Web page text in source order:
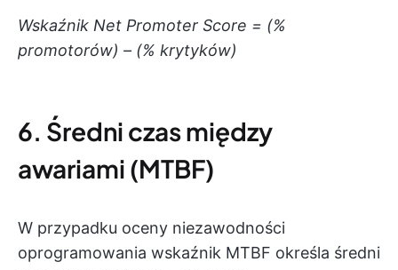
Wskaźnik Net Promoter Score = (%
promotorów) – (% krytyków)
6. Średni czas między
awariami (MTBF)
W przypadku oceny niezawodności
oprogramowania wskaźnik MTBF określa średni